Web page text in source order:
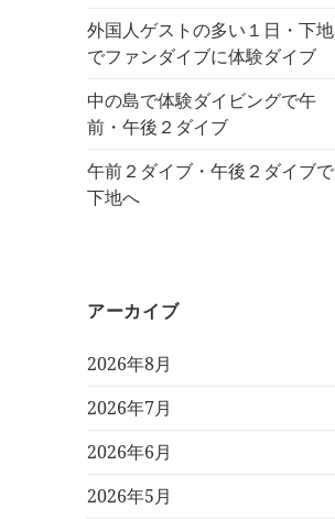
外国人ゲストの多い１日・下地
でファンダイブに体験ダイブ
中の島で体験ダイビングで午
前・午後２ダイブ
午前２ダイブ・午後２ダイブで
下地へ
アーカイブ
2026年8月
2026年7月
2026年6月
2026年5月